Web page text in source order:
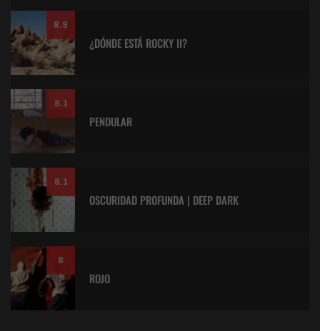
8.9
¿DÓNDE ESTÁ ROCKY II?
8.1
PENDULAR
8.1
OSCURIDAD PROFUNDA | DEEP DARK
8
ROJO